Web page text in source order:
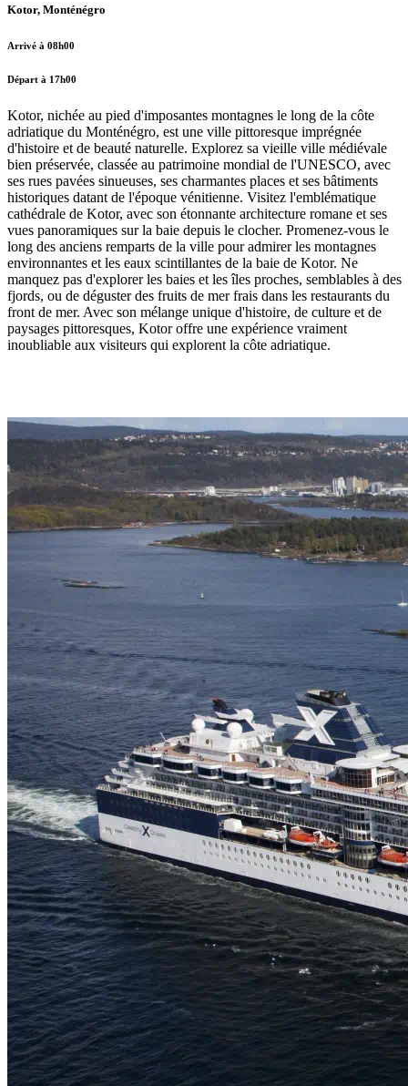
Kotor, Monténégro
Arrivé à 08h00
Départ à 17h00
Kotor, nichée au pied d'imposantes montagnes le long de la côte
adriatique du Monténégro, est une ville pittoresque imprégnée
d'histoire et de beauté naturelle. Explorez sa vieille ville médiévale
bien préservée, classée au patrimoine mondial de l'UNESCO, avec
ses rues pavées sinueuses, ses charmantes places et ses bâtiments
historiques datant de l'époque vénitienne. Visitez l'emblématique
cathédrale de Kotor, avec son étonnante architecture romane et ses
vues panoramiques sur la baie depuis le clocher. Promenez-vous le
long des anciens remparts de la ville pour admirer les montagnes
environnantes et les eaux scintillantes de la baie de Kotor. Ne
manquez pas d'explorer les baies et les îles proches, semblables à des
fjords, ou de déguster des fruits de mer frais dans les restaurants du
front de mer. Avec son mélange unique d'histoire, de culture et de
paysages pittoresques, Kotor offre une expérience vraiment
inoubliable aux visiteurs qui explorent la côte adriatique.